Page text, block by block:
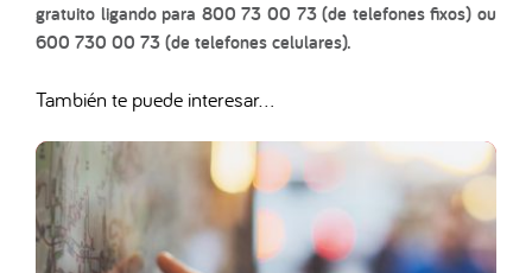
gratuito ligando para 800 73 00 73 (de telefones fixos) ou
600 730 00 73 (de telefones celulares).
También te puede interesar...